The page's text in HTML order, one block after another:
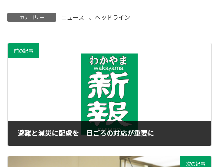
カテゴリー ニュース 、 ヘッドライン
前の記事
避難と減災に配慮を 日ごろの対応が重要に
次の記事